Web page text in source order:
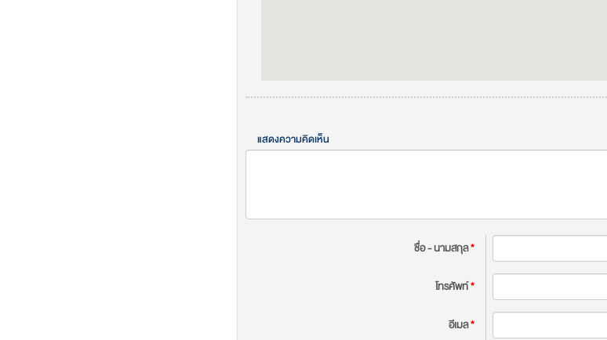
แสดงความคิดเห็น
ชื่อ - นามสกุล*
โทรศัพท์*
อีเมล*